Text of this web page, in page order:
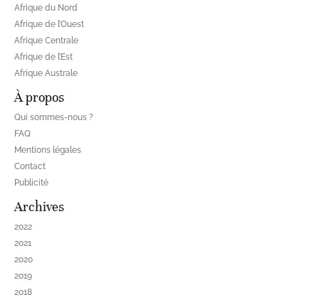
Afrique du Nord
Afrique de l’Ouest
Afrique Centrale
Afrique de l’Est
Afrique Australe
À propos
Qui sommes-nous ?
FAQ
Mentions légales
Contact
Publicité
Archives
2022
2021
2020
2019
2018